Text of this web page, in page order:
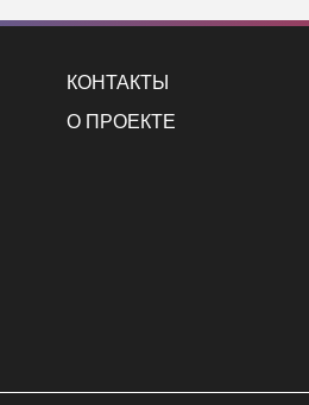
КОНТАКТЫ
О ПРОЕКТЕ